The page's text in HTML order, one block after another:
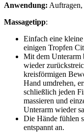
Anwendung: Auftragen,
Massagetipp:
Einfach eine
einigen Tropfen
Mit dem Unterarm
wieder
kreisförmigen
Hand umdrehen,
schließlich jeden
massieren und
Unterarm wieder
Die Hände fühlen
entspannt an.